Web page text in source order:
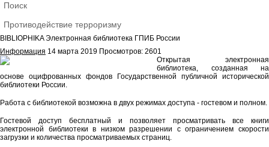
Поиск
Противодействие терроризму
BIBLIOPHIKA Электронная библиотека ГПИБ России
Информация 14 марта 2019 Просмотров: 2601
Открытая электронная
библиотека, созданная на
основе оцифрованных фондов Государственной публичной исторической
библиотеки России.
Работа с библиотекой возможна в двух режимах доступа - гостевом и полном.
Гостевой доступ бесплатный и позволяет просматривать все книги
электронной библиотеки в низком разрешении с ограничением скорости
загрузки и количества просматриваемых страниц.